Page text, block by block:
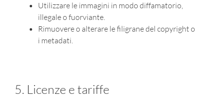
Utilizzare le immagini in modo diffamatorio,
illegale o fuorviante.
Rimuovere o alterare le filigrane del copyright o
i metadati.
5. Licenze e tariffe